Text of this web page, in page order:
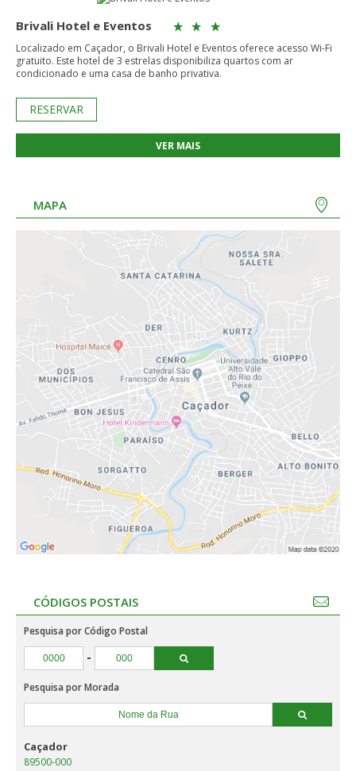
Brivali Hotel e Eventos
Localizado em Caçador, o Brivali Hotel e Eventos oferece acesso Wi-Fi
gratuito. Este hotel de 3 estrelas disponibiliza quartos com ar
condicionado e uma casa de banho privativa.
RESERVAR
VER MAIS
MAPA
CÓDIGOS POSTAIS
Pesquisa por Código Postal
-
Pesquisa por Morada
Caçador
89500-000